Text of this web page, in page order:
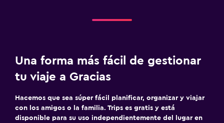
Una forma más fácil de gestionar
tu viaje a Gracias
Hacemos que sea súper fácil planificar, organizar y viajar
con los amigos o la familia. Trips es gratis y está
disponible para su uso independientemente del lugar en